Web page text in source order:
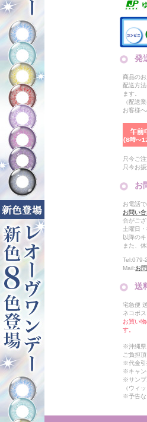
発
商品の
配送方
ます。
（配送
お客様
只今ご
只今お
お
お電話
お問い
合がござ
土曜日
以降の
また、
Tel:079-
Mail:お
送
宅急便
ネコポ
お買い
す。
※沖縄県
ご負担
※代金引
※キャン
※サンプ
（ウィ
※予告な